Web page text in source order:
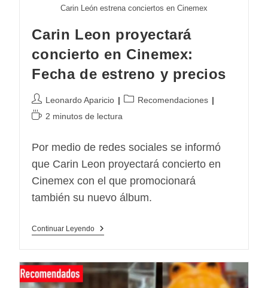
Carin León estrena conciertos en Cinemex
Carin Leon proyectará
concierto en Cinemex:
Fecha de estreno y precios
Autor
de
Leonardo Aparicio
Categoría
Recomendaciones
Tiempo2 minutos de lectura
Por medio de redes sociales se informó
que Carin Leon proyectará concierto en
Cinemex con el que promocionará
también su nuevo álbum.
Continuar LeyendoCarin
Leon
En
Cinemex: